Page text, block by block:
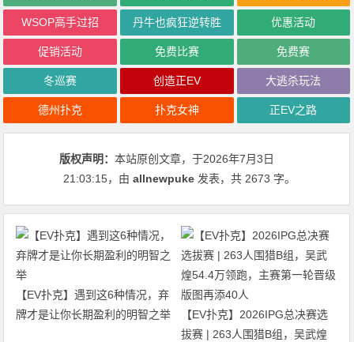
WSOP高手过招 丹牛也疯狂逆转胜 优惠活动
促销活动 免费比赛 免费赛
冬巡赛 创造正EV 大逃杀玩法
德州扑克 扑克女神 正EV之路
版权声明：本站原创文章，于2026年7月3日
21:03:15，由allnewpuke 发表，共 2673 字。
【EV扑克】遇到这6种情况，弃
牌才是让你长期盈利的明智之举
【EV扑克】2026IPG总决赛选
拔赛 | 263人围猎B组，吴武煌